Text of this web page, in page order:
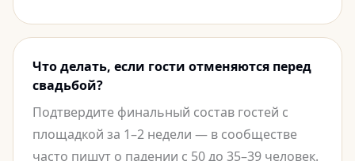
Что делать, если гости отменяются перед
свадьбой?
Подтвердите финальный состав гостей с
площадкой за 1–2 недели — в сообществе
часто пишут о падении с 50 до 35–39 человек.